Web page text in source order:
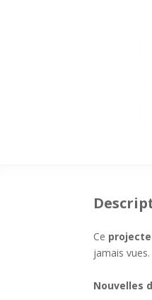
Ce
jamais
Nouvelles